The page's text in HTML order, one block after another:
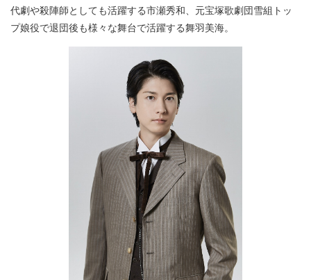
代劇や殺陣師としても活躍する市瀬秀和、元宝塚歌劇団雪組トッ
プ娘役で退団後も様々な舞台で活躍する舞羽美海。